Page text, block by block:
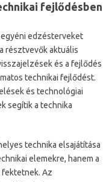
fejlődésben
edzésterveket
résztvevők aktuális
és a fejlődés
technikai fejlődést.
és technológiai
segítik a technika
technika elsajátítása
elemekre, hanem a
fektetnek. Az